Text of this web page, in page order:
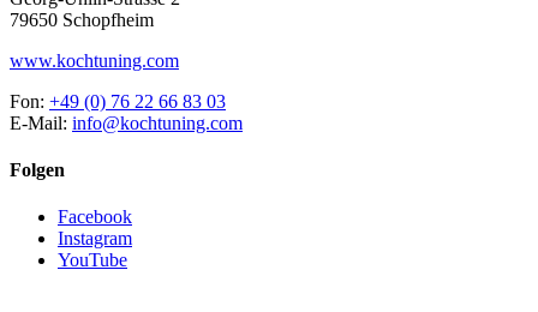
79650 Schopfheim
www.kochtuning.com
Fon: +49 (0) 76 22 66 83 03
E-Mail: info@kochtuning.com
Folgen
Facebook
Instagram
YouTube